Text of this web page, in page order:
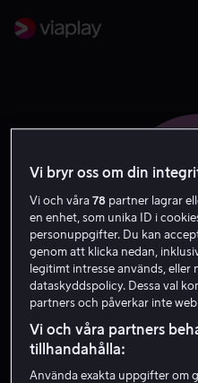
Johanna
Skribent
Vi bryr oss om din
Vi och våra78 partner lagrar
en enhet, som unika ID i
personuppgifter. Du kan
genom att klicka nedan,
legitimt intresse används, eller
dataskyddspolicy. Dessa val
partners och påverkar inte
Vi och våra partners
tillhandahålla:
Använda exakta uppgifter om